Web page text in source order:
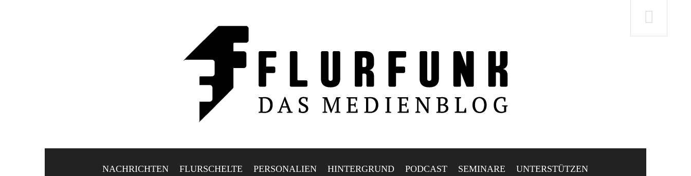
NACHRICHTEN FLURSCHELTE PERSONALIEN HINTERGRUND PODCAST SEMINARE UNTERSTÜTZEN